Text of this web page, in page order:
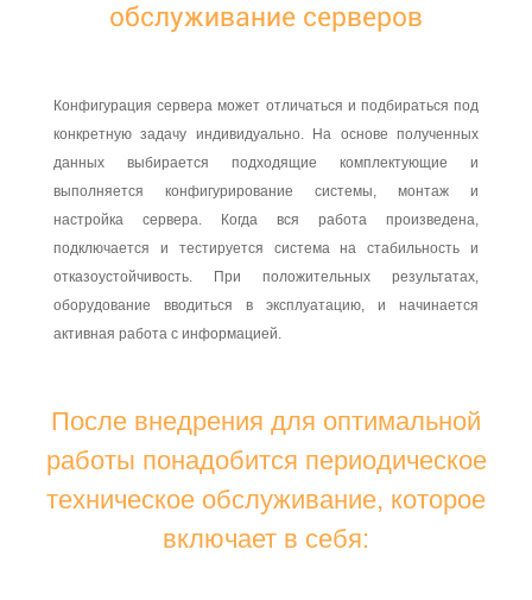
обслуживание серверов
Конфигурация сервера может отличаться и подбираться под
конкретную задачу индивидуально. На основе полученных
данных выбирается подходящие комплектующие и
выполняется конфигурирование системы, монтаж и
настройка сервера. Когда вся работа произведена,
подключается и тестируется система на стабильность и
отказоустойчивость. При положительных результатах,
оборудование вводиться в эксплуатацию, и начинается
активная работа с информацией.
После внедрения для оптимальной
работы понадобится периодическое
техническое обслуживание, которое
включает в себя: